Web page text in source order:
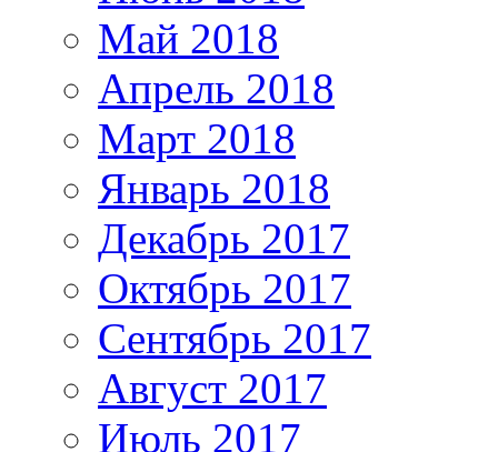
Май 2018
Апрель 2018
Март 2018
Январь 2018
Декабрь 2017
Октябрь 2017
Сентябрь 2017
Август 2017
Июль 2017